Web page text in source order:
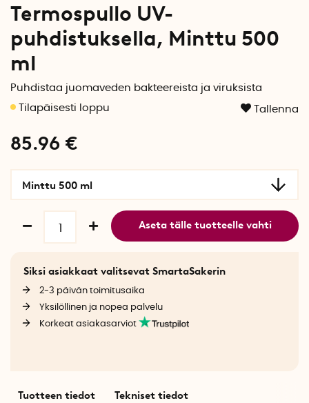
Termospullo UV-
puhdistuksella, Minttu 500
ml
Puhdistaa juomaveden bakteereista ja viruksista
Tallenna
85.96 €
Minttu 500 ml
Aseta tälle tuotteelle vahti
Siksi asiakkaat valitsevat SmartaSakerin
2-3 päivän toimitusaika
Yksilöllinen ja nopea palvelu
Korkeat asiakasarviot
Tuotteen tiedot Tekniset tiedot